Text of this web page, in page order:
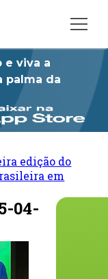
e viva a
palma da
edição do
em
04-